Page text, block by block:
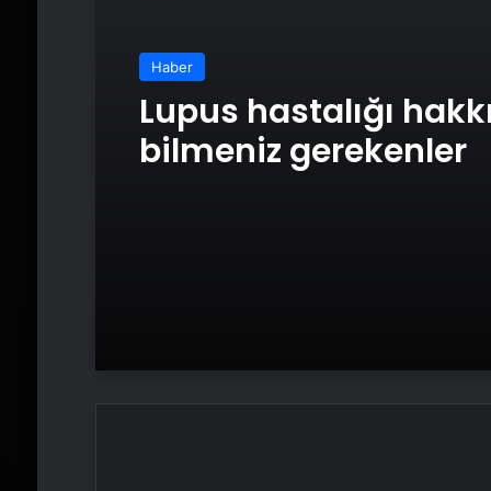
Haber
Lupus hastalığı
bilmeniz gerekenler